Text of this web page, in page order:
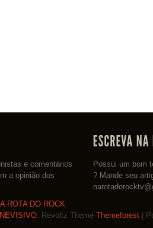
e comentários
a opinião dos
Possui um bom
? Mande seu
ROTA DO ROCK
. Revoltz Theme Themeforest |